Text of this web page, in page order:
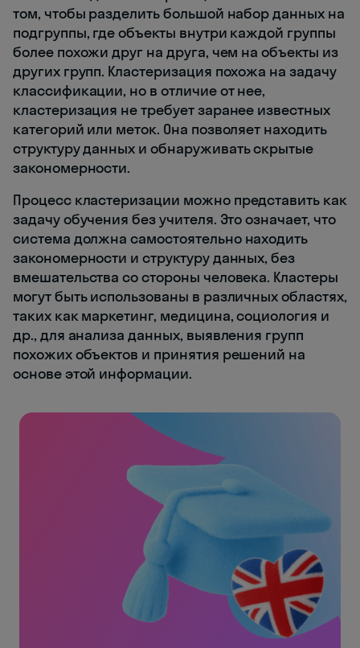
том, чтобы разделить большой набор данных на
подгруппы, где объекты внутри каждой группы
более похожи друг на друга, чем на объекты из
других групп. Кластеризация похожа на задачу
классификации, но в отличие от нее,
кластеризация не требует заранее известных
категорий или меток. Она позволяет находить
структуру данных и обнаруживать скрытые
закономерности.
Процесс кластеризации можно представить как
задачу обучения без учителя. Это означает, что
система должна самостоятельно находить
закономерности и структуру данных, без
вмешательства со стороны человека. Кластеры
могут быть использованы в различных областях,
таких как маркетинг, медицина, социология и
др., для анализа данных, выявления групп
похожих объектов и принятия решений на
основе этой информации.